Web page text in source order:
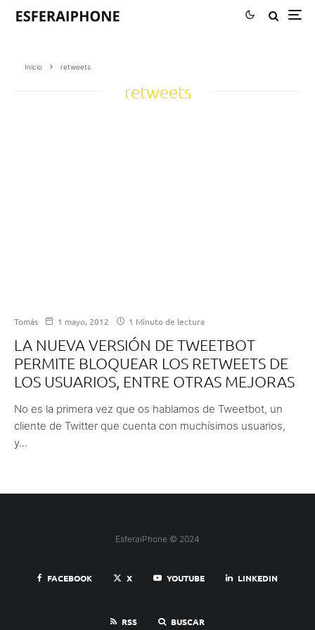
Inicio retweets
retweets
Tomás 1 mayo, 2012 1 Minuto de lectura
LA NUEVA VERSIÓN DE TWEETBOT
PERMITE BLOQUEAR LOS RETWEETS DE
LOS USUARIOS, ENTRE OTRAS MEJORAS
No es la primera vez que os hablamos de Tweetbot, un
cliente de Twitter que cuenta con muchísimos usuarios,
y...
EsferaiPhone © 2024
FACEBOOK X YOUTUBE LINKEDIN
RSS BUSCAR